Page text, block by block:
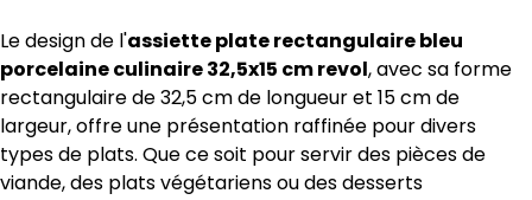
Le design de l'assiette plate rectangulaire bleu
porcelaine culinaire 32,5x15 cm revol, avec sa forme
rectangulaire de 32,5 cm de longueur et 15 cm de
largeur, offre une présentation raffinée pour divers
types de plats. Que ce soit pour servir des pièces de
viande, des plats végétariens ou des desserts